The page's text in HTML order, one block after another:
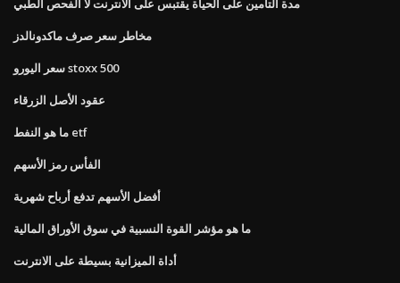
مدة التأمين على الحياة يقتبس على الانترنت لا الفحص الطبي
مخاطر سعر صرف ماكدونالدز
سعر اليورو stoxx 500
عقود الأصل الزرقاء
ما هو النفط etf
الفأس رمز الأسهم
أفضل الأسهم تدفع أرباح شهرية
ما هو مؤشر القوة النسبية في سوق الأوراق المالية
أداة الميزانية بسيطة على الانترنت